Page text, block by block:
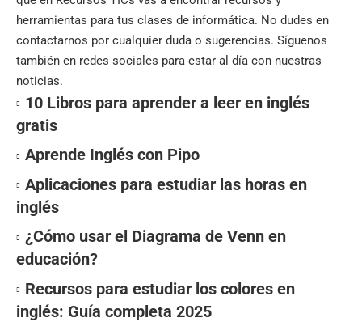
herramientas para tus clases de informática. No dudes en
contactarnos por cualquier duda o sugerencias. Síguenos
también en redes sociales para estar al día con nuestras
noticias.
10 Libros para aprender a leer en inglés
gratis
Aprende Inglés con Pipo
Aplicaciones para estudiar las horas en
inglés
¿Cómo usar el Diagrama de Venn en
educación?
Recursos para estudiar los colores en
inglés: Guía completa 2025